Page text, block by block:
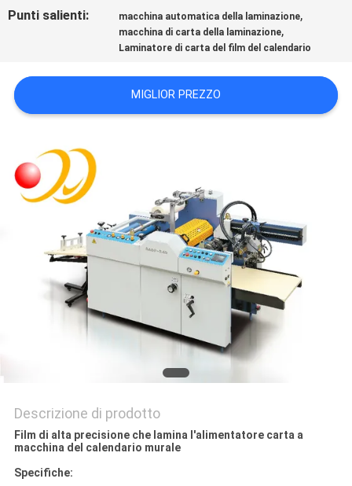
SITO
POLICY
Punti salienti: macchina automatica della laminazione,
macchina di carta della laminazione,
Laminatore di carta del film del calendario
MIGLIOR PREZZO
Descrizione di prodotto
Film di alta precisione che lamina l'alimentatore carta a
macchina del calendario murale
Specifiche: